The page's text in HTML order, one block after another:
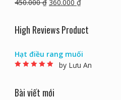
450.000₫ 360.000 ₫
High Reviews Product
Hạt điều rang muối
by Lưu An
Bài viết mới